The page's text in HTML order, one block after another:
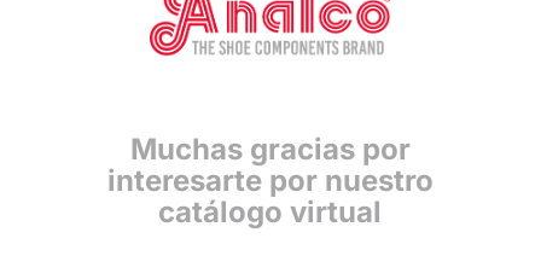
Muchas gracias por
interesarte por nuestro
catálogo virtual